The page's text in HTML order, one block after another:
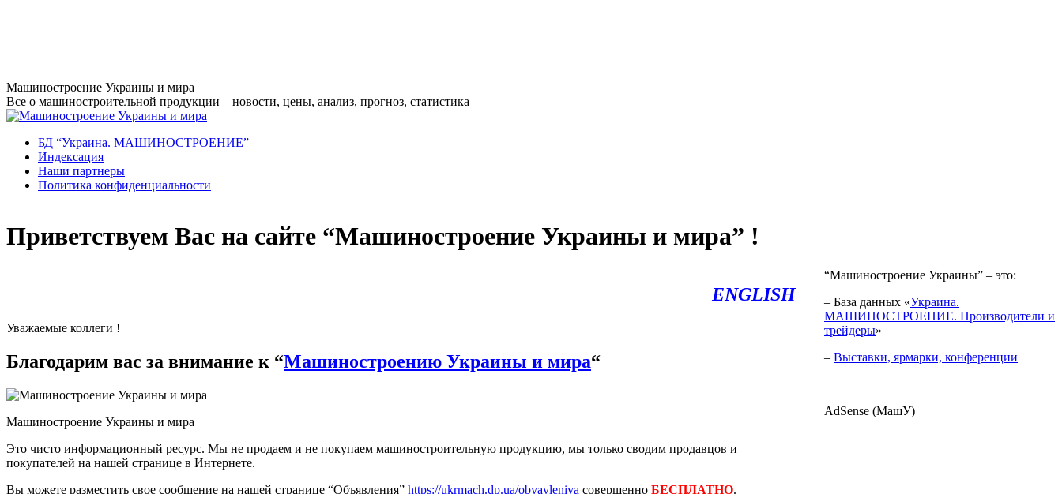
Перейти
к
содержанию
Машиностроение Украины и мира
Все о машиностроительной продукции – новости, цены, анализ, прогноз, статистика
БД “Украина. МАШИНОСТРОЕНИЕ”
Индекcация
Наши партнеры
Политика конфиденциальности
Приветствуем Вас на сайте “Машиностроение Украины и мира” !
ENGLISH
Уважаемые коллеги !
Благодарим вас за внимание к “Машиностроению Украины и мира“
Машиностроение Украины и мира
Это чисто информационный ресурс. Мы не продаем и не покупаем машиностроительную продукцию, мы только сводим продавцов и
покупателей на нашей странице в Интернете.
Вы можете разместить свое сообщение на нашей странице “Объявления” https://ukrmach.dp.ua/obyavleniya совершенно БЕСПЛАТНО.
“Машиностроение Украины” – это:
– База данных «Украина.
МАШИНОСТРОЕНИЕ. Производители и
трейдеры»
– Выставки, ярмарки, конференции
AdSense (МашУ)